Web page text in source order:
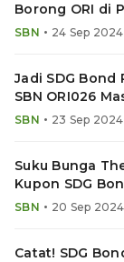
Borong ORI di
SBN • 24 Sep 2024
Jadi SDG Bond
SBN ORI026
Suku Bunga
SBN • 23 Sep 2024
Suku Bunga
Kupon SDG
Menarik
SBN • 20 Sep 2024
Catat! SDG